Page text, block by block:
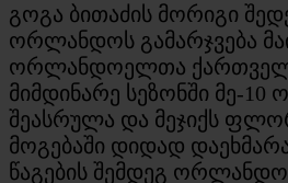
გოგა ბითაძის მორიგი
ორლანდოს გამარჯვება
ორლანდოელთა
მიმდინარე სეზონში მე-10
შეასრულა და მეჯიქს
მოგებაში დიდად
წაგების შემდეგ